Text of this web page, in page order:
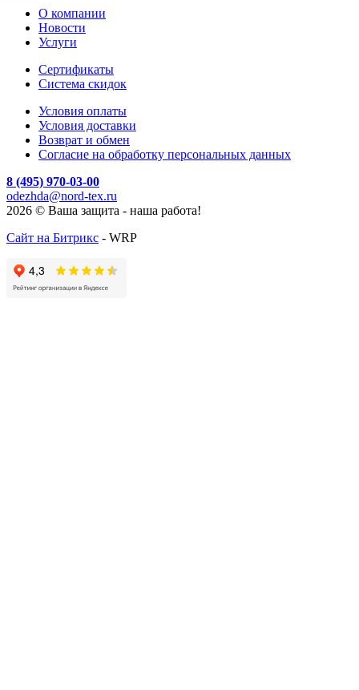
О компании
Новости
Услуги
Cертификаты
Система скидок
Условия оплаты
Условия доставки
Возврат и обмен
Согласие на обработку персональных данных
8 (495) 970-03-00
odezhda@nord-tex.ru
2026 © Ваша защита - наша работа!
Сайт на Битрикс - WRP